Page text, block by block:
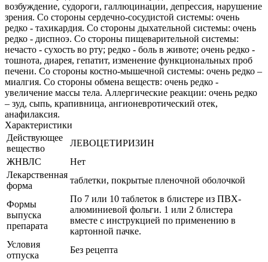
возбуждение, судороги, галлюцинации, депрессия, нарушение
зрения. Со стороны сердечно-сосудистой системы: очень
редко - тахикардия. Со стороны дыхательной системы: очень
редко - диспноэ. Со стороны пищеварительной системы:
нечасто - сухость во рту; редко - боль в животе; очень редко -
тошнота, диарея, гепатит, изменение функциональных проб
печени. Со стороны костно-мышечной системы: очень редко –
миалгия. Со стороны обмена веществ: очень редко -
увеличение массы тела. Аллергические реакции: очень редко
– зуд, сыпь, крапивница, ангионевротический отек,
анафилаксия.
Характеристики
Действующее
вещество
ЛЕВОЦЕТИРИЗИН
ЖНВЛС
Нет
Лекарственная
форма
таблетки, покрытые пленочной оболочкой
Формы
выпуска
препарата
По 7 или 10 таблеток в блистере из ПВХ-
алюминиевой фольги. 1 или 2 блистера
вместе с инструкцией по применению в
картонной пачке.
Условия
отпуска
Без рецепта